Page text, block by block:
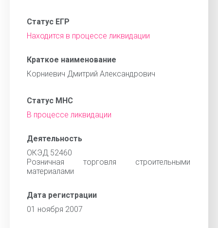
Статус ЕГР
Находится в процессе ликвидации
Краткое наименование
Корниевич Дмитрий Александрович
Статус МНС
В процессе ликвидации
Деятельность
ОКЭД 52460
Розничная торговля строительными
материалами
Дата регистрации
01 ноября 2007